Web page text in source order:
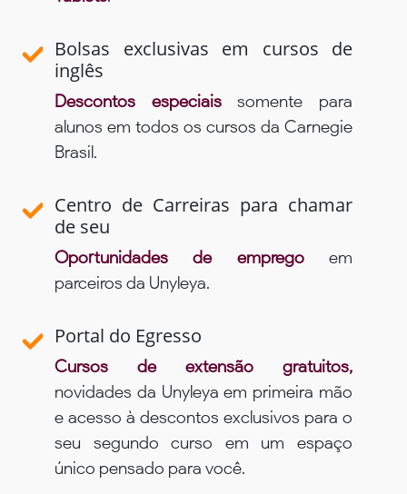
Bolsas exclusivas em cursos de
inglês
Descontos especiaissomente para
alunos em todos os cursos da Carnegie
Brasil.
Centro de Carreiras para chamar
de seu
Oportunidades de empregoem
parceiros da Unyleya.
Portal do Egresso
Cursos de extensão gratuitos,
novidades da Unyleya em primeira mão
e acesso à descontos exclusivos para o
seu segundo curso em um espaço
único pensado para você.